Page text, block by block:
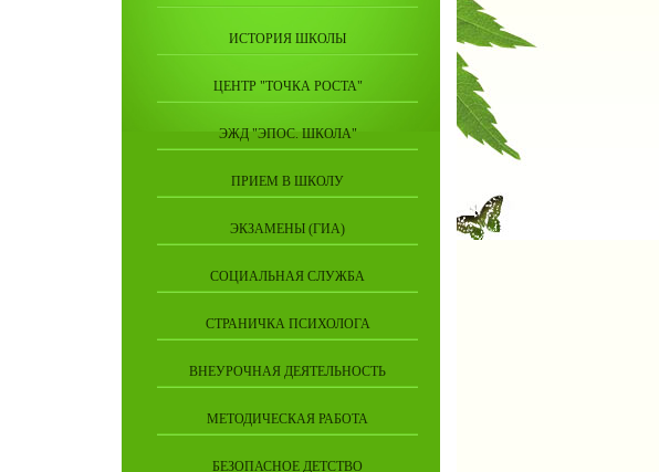
ИСТОРИЯ ШКОЛЫ
ЦЕНТР "ТОЧКА РОСТА"
ЭЖД "ЭПОС. ШКОЛА"
ПРИЕМ В ШКОЛУ
ЭКЗАМЕНЫ (ГИА)
СОЦИАЛЬНАЯ СЛУЖБА
СТРАНИЧКА ПСИХОЛОГА
ВНЕУРОЧНАЯ ДЕЯТЕЛЬНОСТЬ
МЕТОДИЧЕСКАЯ РАБОТА
БЕЗОПАСНОЕ ДЕТСТВО